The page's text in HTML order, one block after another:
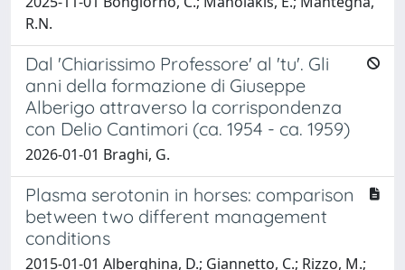
R.N.
Dal 'Chiarissimo Professore' al 'tu'. Gli
anni della formazione di Giuseppe
Alberigo attraverso la corrispondenza
con Delio Cantimori (ca. 1954 - ca. 1959)
2026-01-01 Braghi, G.
Plasma serotonin in horses: comparison
between two different management
conditions
2015-01-01 Alberghina, D.; Giannetto, C.; Rizzo, M.;